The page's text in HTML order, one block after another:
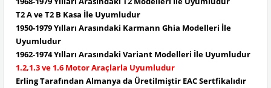
T2 A ve T2 B Kasa İle Uyumludur
1950-1979 Yılları Arasındaki Karmann Ghia Modelleri İle
Uyumludur
1962-1974 Yılları Arasındaki Variant Modelleri İle Uyumludur
1.2,1.3 ve 1.6 Motor Araçlarla Uyumludur
Erling Tarafından Almanya da Üretilmiştir EAC Sertfikalıdır